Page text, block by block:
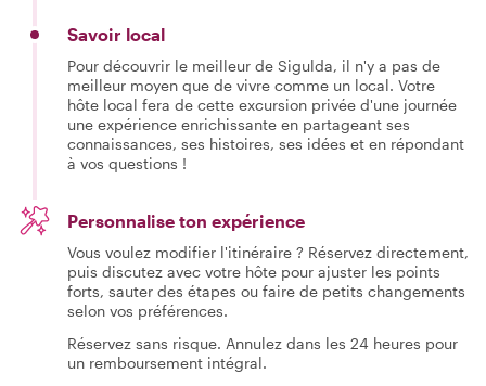
Savoir local
Pour découvrir le meilleur de Sigulda, il n'y a pas de
meilleur moyen que de vivre comme un local. Votre
hôte local fera de cette excursion privée d'une journée
une expérience enrichissante en partageant ses
connaissances, ses histoires, ses idées et en répondant
à vos questions !
Personnalise ton expérience
Vous voulez modifier l'itinéraire ? Réservez directement,
puis discutez avec votre hôte pour ajuster les points
forts, sauter des étapes ou faire de petits changements
selon vos préférences.
Réservez sans risque. Annulez dans les 24 heures pour
un remboursement intégral.